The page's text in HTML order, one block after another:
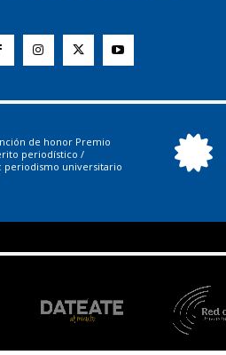
de honor Premio
periodístico /
periodismo universitario